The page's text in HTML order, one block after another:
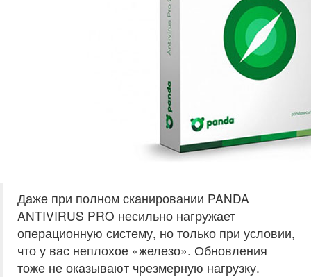
Даже при полном сканировании PANDA
ANTIVIRUS PRO несильно нагружает
операционную систему, но только при условии,
что у вас неплохое «железо». Обновления
тоже не оказывают чрезмерную нагрузку.